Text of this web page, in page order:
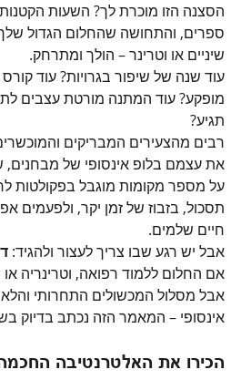
הסצנה הזו מוכרת לך? השעות
ספרים, והתחושה שהחלום הגדול
שיניים או וטרינר – הולך ומתרחק.
עוד שנה של שיפור בגרויות? עוד
מופקע? עוד המתנה מורטת עצבים
תגיע?
רבים מהצעירים המבריקים
את עצמם בלופ אינסופי של מבחנים,
על מספר מקומות מוגבל בפקולטות
תסכול, בזבוז של זמן יקר, ולפעמים
חיים שלמים.
אבל יש רגע שבו צריך לעצור ולהגיד:
אם החלום ללמוד רפואה, וטרינריה
אבל מסלול המכשולים התחרותי
אינסופי – המאמר הזה נכתב בדיוק
הכירו את האלטרנטיבה